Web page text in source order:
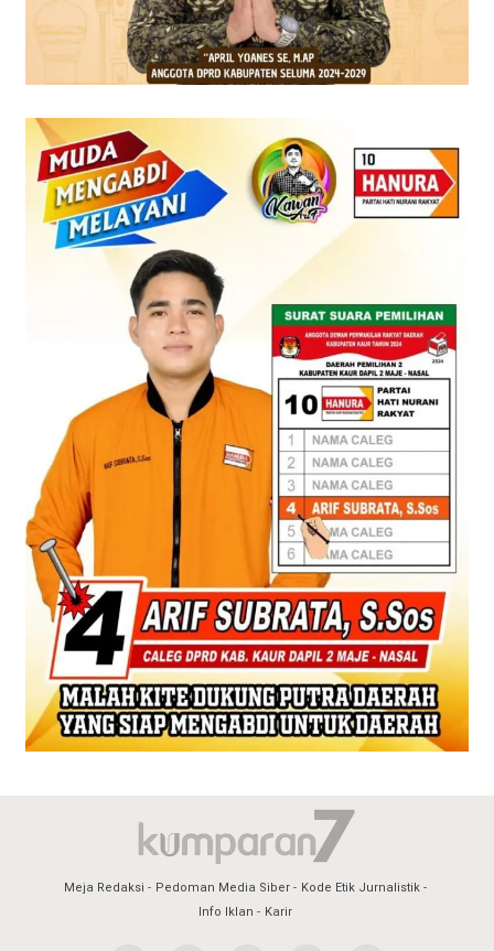
Meja Redaksi Pedoman Media Siber
Kode Etik Jurnalistik
Info Iklan
Karir